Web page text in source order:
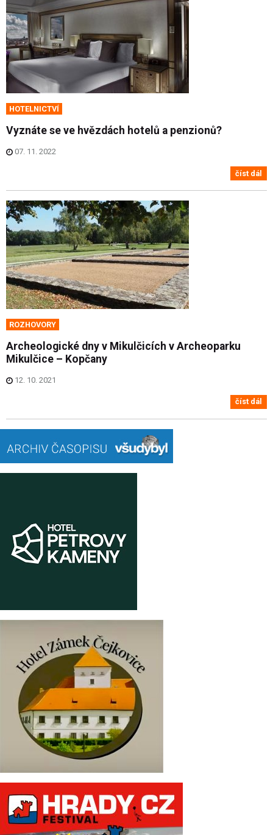
HOTELNICTVÍ
Vyznáte se ve hvězdách hotelů a penzionů?
07. 11. 2022
číst dál
ROZHOVORY
Archeologické dny v Mikulčicích v Archeoparku
Mikulčice – Kopčany
12. 10. 2021
číst dál